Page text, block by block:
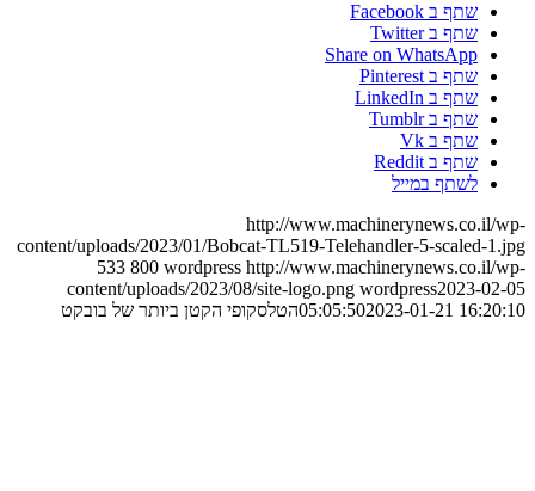
שתף ב Facebook
שתף ב Twitter
Share on WhatsApp
שתף ב Pinterest
שתף ב LinkedIn
שתף ב Tumblr
שתף ב Vk
שתף ב Reddit
לשתף במייל
http://www.machinerynews.co.il/wp-
content/uploads/2023/01/Bobcat-TL519-Telehandler-5-scaled-1.jpg
533 800 wordpress http://www.machinerynews.co.il/wp-
content/uploads/2023/08/site-logo.png wordpress2023-02-05
05:05:502023-01-21 16:20:10 הטלסקופי הקטן ביותר של בובקט